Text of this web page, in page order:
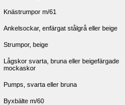
Knästrumpor m/61
Ankelsockar, enfärgat stålgrå eller beige
Strumpor, beige
Lågskor svarta, bruna eller beigefärgade
mockaskor
Pumps, svarta eller bruna
Byxbälte m/60